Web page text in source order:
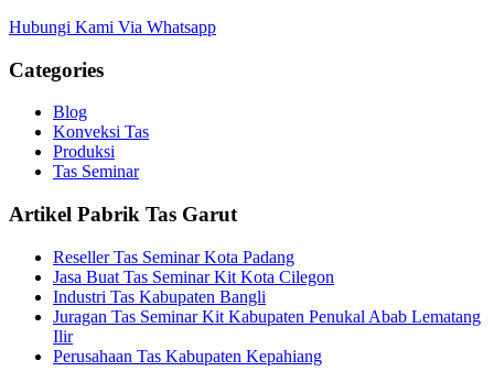
Hubungi Kami Via Whatsapp
Categories
Blog
Konveksi Tas
Produksi
Tas Seminar
Artikel Pabrik Tas Garut
Reseller Tas Seminar Kota Padang
Jasa Buat Tas Seminar Kit Kota Cilegon
Industri Tas Kabupaten Bangli
Juragan Tas Seminar Kit Kabupaten Penukal Abab Lematang
Ilir
Perusahaan Tas Kabupaten Kepahiang